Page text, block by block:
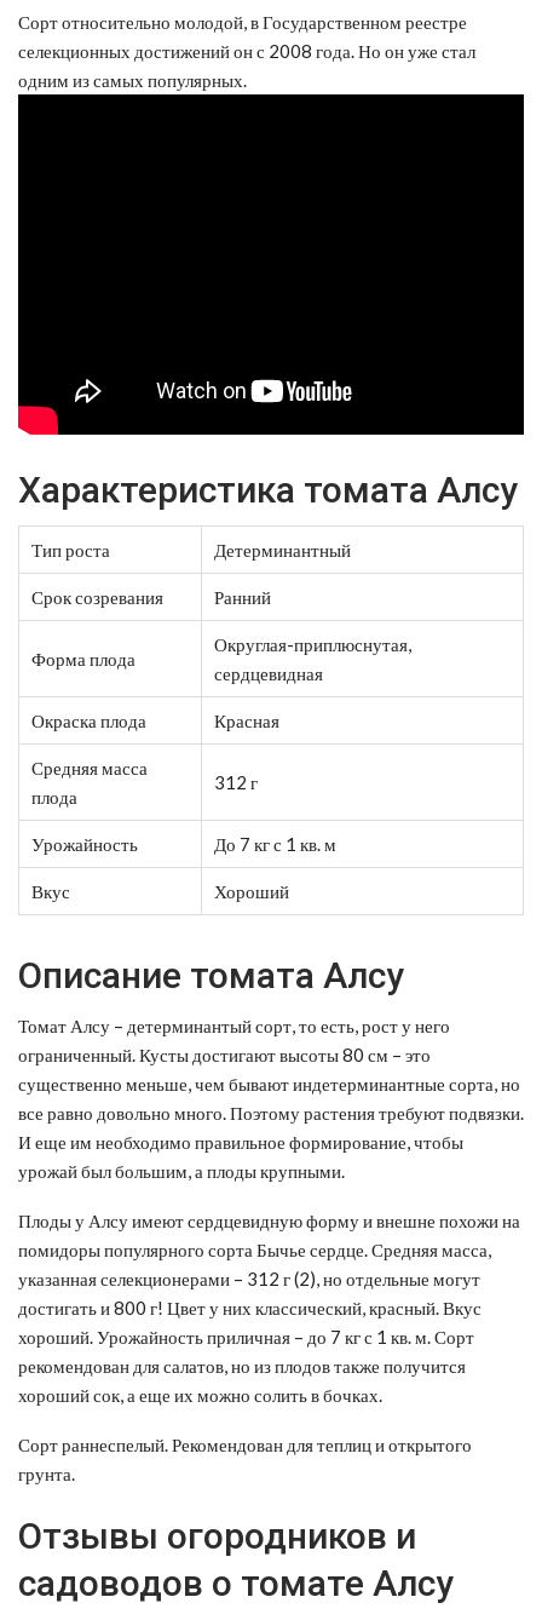
Сорт относительно молодой, в Государственном реестре
селекционных достижений он с 2008 года. Но он уже стал
одним из самых популярных.
Характеристика томата Алсу
Тип роста Детерминантный
Срок созревания Ранний
Форма плода
Округлая-приплюснутая,
сердцевидная
Окраска плода Красная
Средняя масса
плода
312 г
Урожайность До 7 кг с 1 кв. м
Вкус Хороший
Описание томата Алсу
Томат Алсу – детерминантый сорт, то есть, рост у него
ограниченный. Кусты достигают высоты 80 см – это
существенно меньше, чем бывают индетерминантные сорта, но
все равно довольно много. Поэтому растения требуют подвязки.
И еще им необходимо правильное формирование, чтобы
урожай был большим, а плоды крупными.
Плоды у Алсу имеют сердцевидную форму и внешне похожи на
помидоры популярного сорта Бычье сердце. Средняя масса,
указанная селекционерами – 312 г (2), но отдельные могут
достигать и 800 г! Цвет у них классический, красный. Вкус
хороший. Урожайность приличная – до 7 кг с 1 кв. м. Сорт
рекомендован для салатов, но из плодов также получится
хороший сок, а еще их можно солить в бочках.
Сорт раннеспелый. Рекомендован для теплиц и открытого
грунта.
Отзывы огородников и
садоводов о томате Алсу